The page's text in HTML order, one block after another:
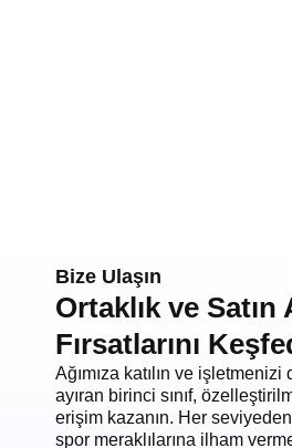
Bize Ulaşın
Ortaklık ve Satın
Fırsatlarını
Ağımıza katılın ve
ayıran birinci sınıf,
erişim kazanın. Her
spor meraklılarına ilham